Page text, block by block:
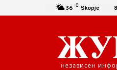
36 C Skopje
независен